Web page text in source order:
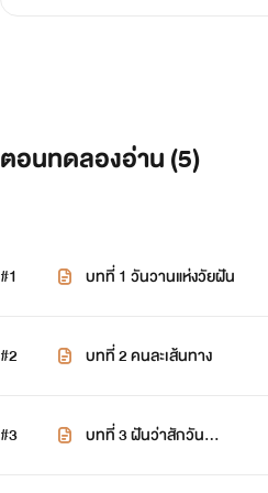
ตอนทดลองอ่าน (5)
#1 บทที่ 1 วันวานแห่งวัยฝัน
#2 บทที่ 2 คนละเส้นทาง
#3 บทที่ 3 ฝันว่าสักวัน...